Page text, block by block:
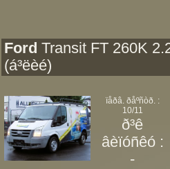
Ford Transit FT 260K
(á³ëèé)
ïåðâ. ðåºñòð. :
10/11
ð³ê
âèïóñêó :
-